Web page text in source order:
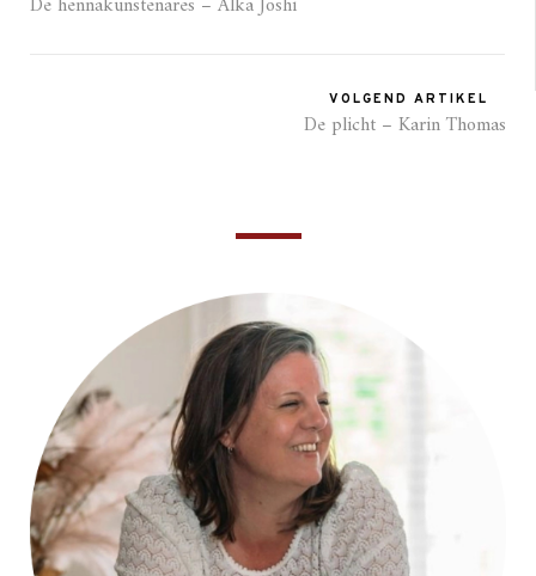
VOLGEND ARTIKEL
De plicht – Karin Thomas